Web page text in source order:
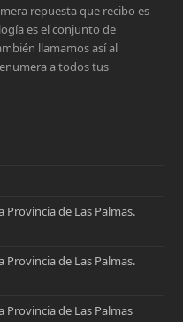
repuesta que recibo es
es el conjunto de
llamamos así al
a todos tus
Provincia de Las Palmas.
Provincia de Las Palmas.
Provincia de Las Palmas